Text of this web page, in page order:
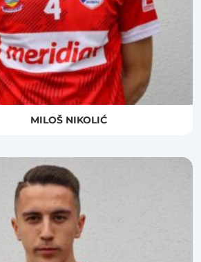
MILOŠ NIKOLIĆ